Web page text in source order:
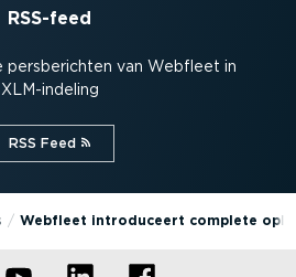
RSS-feed
persbe­richten van Webfleet in
XLM-in­deling
RSS Feed⁠
Webfleet introduceert complete